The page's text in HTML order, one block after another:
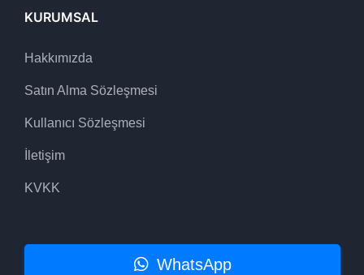
KURUMSAL
Hakkımızda
Satın Alma Sözleşmesi
Kullanıcı Sözleşmesi
İletişim
KVKK
WhatsApp